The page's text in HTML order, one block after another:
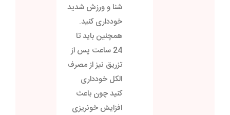
شنا و ورزش شدید
خودداری کنید.
همچنین باید تا
24 ساعت پس از
تزریق نیز از مصرف
الکل خودداری
کنید چون باعث
افزایش خونریزی